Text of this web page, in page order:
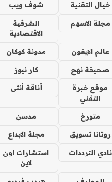
خيال التقنية شوف ويب
مجلة الاسهم
الشرقية
الاقتصادية
عالم الايفون مدونة كوكان
صحيفة نهج كار نيوز
موقع خبرة
التقني
أناقة أنثى
متورخ مدسن
روتانا تسويق مجلة الابداع
نادي الترددات
استشارات اون
لاين